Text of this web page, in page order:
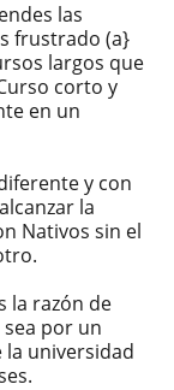
las
frustrado (a}
largos que
corto y
en un
y con
la
Nativos sin el
la razón de
por un
universidad